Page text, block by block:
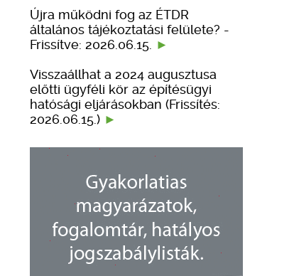
Újra működni fog az ÉTDR
általános tájékoztatási felülete? -
Frissítve: 2026.06.15.
Visszaállhat a 2024 augusztusa
előtti ügyféli kör az építésügyi
hatósági eljárásokban (Frissítés:
2026.06.15.)